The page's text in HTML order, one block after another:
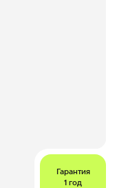
Гарантия
1 год